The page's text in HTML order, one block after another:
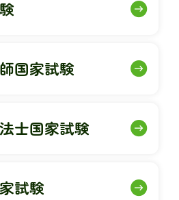
国家試験
士国家試験
試験